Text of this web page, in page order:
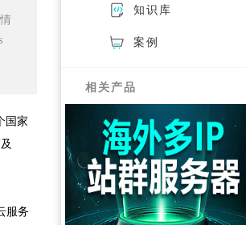
国家
服务
知识库
案例
相关产品